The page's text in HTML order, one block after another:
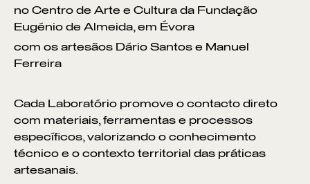
no Centro de Arte e Cultura da Fundação
Eugénio de Almeida, em Évora
com os artesãos Dário Santos e Manuel
Ferreira
Cada Laboratório promove o contacto direto
com materiais, ferramentas e processos
específicos, valorizando o conhecimento
técnico e o contexto territorial das práticas
artesanais.